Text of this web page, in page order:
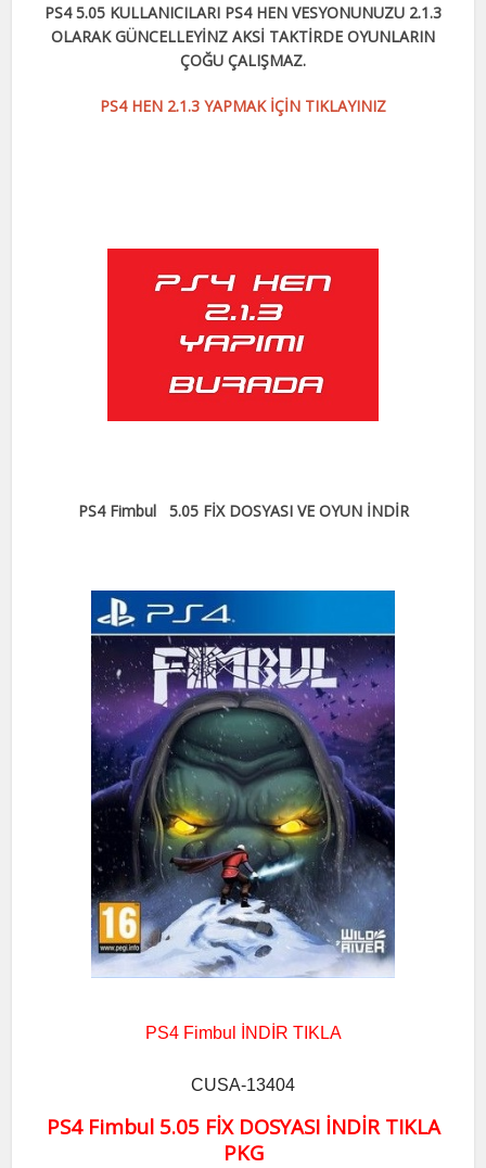
PS4 5.05 KULLANICILARI PS4 HEN VESYONUNUZU 2.1.3
OLARAK GÜNCELLEYİNZ AKSİ TAKTİRDE OYUNLARIN
ÇOĞU ÇALIŞMAZ.
PS4 HEN 2.1.3 YAPMAK İÇİN TIKLAYINIZ
PS4 Fimbul 5.05 FİX DOSYASI VE OYUN İNDİR
PS4 Fimbul İNDİR TIKLA
CUSA-13404
PS4 Fimbul 5.05 FİX DOSYASI İNDİR TIKLA
PKG